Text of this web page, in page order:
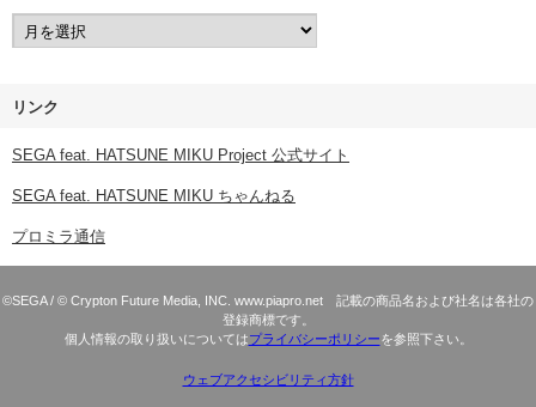
リンク
SEGA feat. HATSUNE MIKU Project 公式サイト
SEGA feat. HATSUNE MIKU ちゃんねる
プロミラ通信
©SEGA / © Crypton Future Media, INC. www.piapro.net 記載の商品名および社名は各社の
登録商標です。
個人情報の取り扱いについてはプライバシーポリシーを参照下さい。
ウェブアクセシビリティ方針